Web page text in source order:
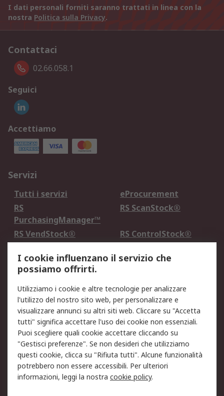
I dati personali forniti saranno trattati in linea con la
nostra Politica sulla Privacy.
Contattaci
02.66.058.1
Seguici
Accettiamo
Servizi
Tutti i servizi
eProcurement
RS
PurchasingManager™
RS ScanStock®
RS VendStock®
RS ControlStock®
Legale
Informativa Cookie
Informativa Privacy -
Aggiornata
Email Security
Termini d'uso
Condizioni di vendita
Condizioni generali di
servizio
Etica e responsabilità
Chi Siamo
I cookie influenzano il servizio che
possiamo offrirti.
Utilizziamo i cookie e altre tecnologie per analizzare
l'utilizzo del nostro sito web, per personalizzare e
visualizzare annunci su altri siti web. Cliccare su "Accetta
tutti" significa accettare l'uso dei cookie non essenziali.
Puoi scegliere quali cookie accettare cliccando su
"Gestisci preferenze". Se non desideri che utilizziamo
questi cookie, clicca su "Rifiuta tutti". Alcune funzionalità
potrebbero non essere accessibili. Per ulteriori
informazioni, leggi la nostra cookie policy.